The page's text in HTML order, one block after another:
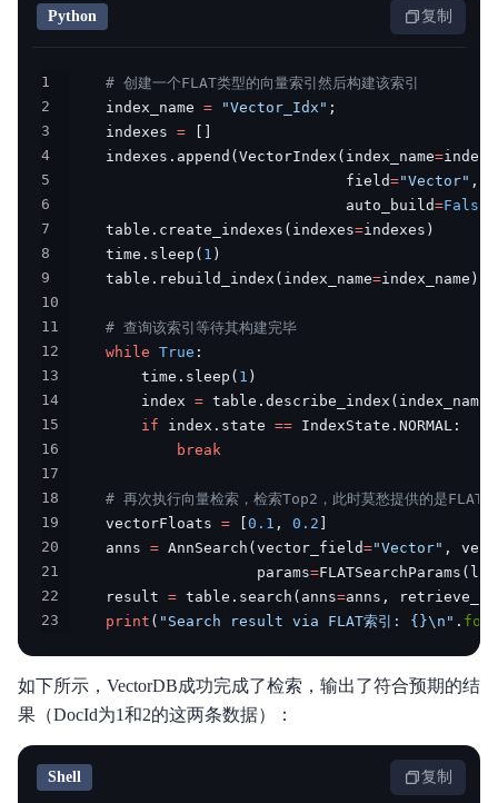
Python 复制
1
# 创建一个FLAT类型的向量索引然后构建该索引
2
    index_name
= "Vector_Idx" ;
3
    indexes
= [ ]
4
    indexes
. append (VectorIndex ( index_name=
5
                               field
="Vector" ,
6
                               auto_build
=False
7
    table
. create_indexes ( indexes=indexes )
8
    time
. sleep ( 1 )
9
    table
. rebuild_index ( index_name=index_name )
10
11
# 查询该索引等待其构建完毕
12
while True :
13
        time
. sleep ( 1 )
14
        index
= table . describe_index ( index_name
15
if index . state == IndexState . NORMAL :
16
break
17
18
# 再次执行向量检索，检索Top2，此时莫愁提供的是FLAT
19
    vectorFloats
= [0.1 , 0.2 ]
20
    anns
= AnnSearch (vector_field="Vector" ,
21
                     params
=FLATSearchParams (
22
    result
= table . search ( anns=anns ,
23
print ( "Search result via FLAT索引: {}\n" .
如下所示，VectorDB成功完成了检索，输出了符合预期的结
果（DocId为1和2的这两条数据）：
Shell 复制